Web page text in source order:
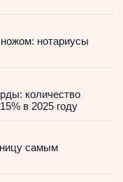
нотариусы
количество
в 2025 году
самым